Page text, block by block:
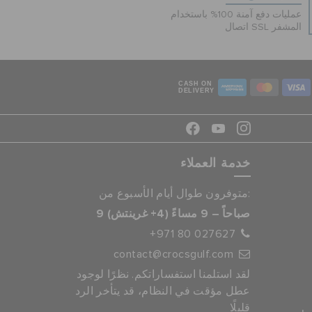
عمليات دفع آمنة 100% باستخدام
اتصال SSL المشفر
CASH ON
DELIVERY
خدمة العملاء
متوفرون طوال أيام الأسبوع من:
9 صباحاً – 9 مساءً (4+ غرينتش)
+971 80 027627
contact@crocsgulf.com
لقد استلمنا استفساراتكم. نظرًا لوجود
عطل مؤقت في النظام، قد يتأخر الرد
قليلًا